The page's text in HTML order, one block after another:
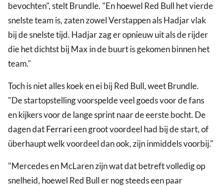
bevochten", stelt Brundle. "En hoewel Red Bull het vierde
snelste team is, zaten zowel Verstappen als Hadjar vlak
bij de snelste tijd. Hadjar zag er opnieuw uit als de rijder
die het dichtst bij Max in de buurt is gekomen binnen het
team."
Toch is niet alles koek en ei bij Red Bull, weet Brundle.
"De startopstelling voorspelde veel goeds voor de fans
en kijkers voor de lange sprint naar de eerste bocht. De
dagen datFerrarieen groot voordeel had bij de start, of
überhaupt welk voordeel dan ook, zijn inmiddels voorbij."
"Mercedes en McLaren zijn wat dat betreft volledig op
snelheid, hoewel Red Bull er nog steeds een paar